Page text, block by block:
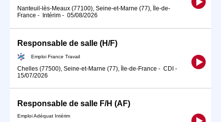
Nanteuil-lès-Meaux (77100), Seine-et-Marne (77), Île-de-
France - Intérim - 05/08/2026
Responsable de salle (H/F)
Emploi France Travail
Chelles (77500), Seine-et-Marne (77), Île-de-France - CDI -
15/07/2026
Responsable de salle F/H (AF)
Emploi Adéquat Intérim